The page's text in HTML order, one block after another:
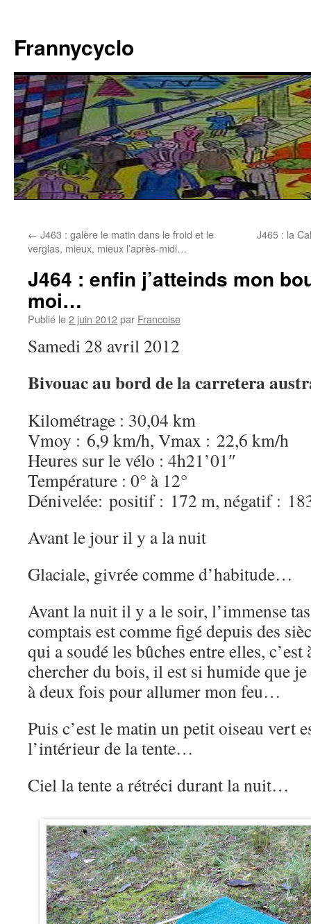
contenu
Frannycyclo
← J463 : galère le matin dans le froid et le
verglas, mieux, mieux l’après-midi…
J465 : la
J464 : enfin j’atteinds mon
moi…
Publié le2 juin 2012par Francoise
Samedi 28 avril 2012
Bivouac au bord de la carretera
Kilométrage : 30,04 km
Vmoy : 6,9 km/h, Vmax : 22,6 km/h
Heures sur le vélo : 4h21’01″
Température : 0° à 12°
Dénivelée: positif : 172 m, négatif :
Avant le jour il y a la nuit
Glaciale, givrée comme d’habitude…
Avant la nuit il y a le soir, l’immense
comptais est comme figé depuis des
qui a soudé les bûches entre elles,
chercher du bois, il est si humide que
à deux fois pour allumer mon feu…
Puis c’est le matin un petit oiseau vert
l’intérieur de la tente…
Ciel la tente a rétréci durant la nuit…